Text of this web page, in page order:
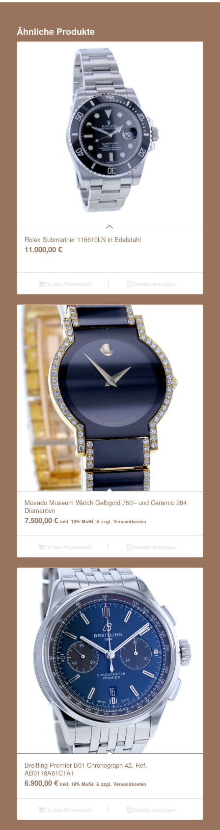
Ähnliche Produkte
Rolex Submariner 116610LN in Edelstahl
11.000,00€
In den Warenkorb Details anzeigen
Movado Museum Watch Gelbgold 750/- und Ceramic 284
Diamanten
7.500,00€ inkl. 19% MwSt. & zzgl. Versandkosten
In den Warenkorb Details anzeigen
Breitling Premier B01 Chronograph 42, Ref.
AB0118A61C1A1
6.900,00€ inkl. 19% MwSt. & zzgl. Versandkosten
In den Warenkorb Details anzeigen